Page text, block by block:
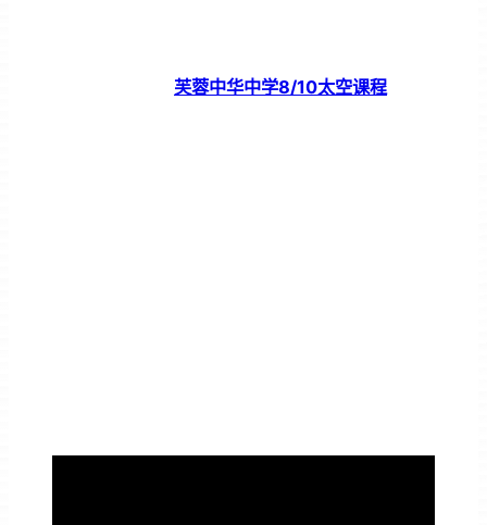
芙蓉中华中学8/10太空课程